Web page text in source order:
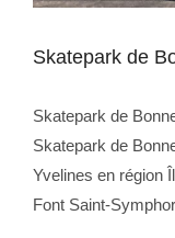
Skatepark de
Skatepark de
Skatepark de
Yvelines en région
Font Saint-